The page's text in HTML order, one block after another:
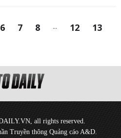
6 7 8 ... 12 13
all rights reserved.
Truyền thông Quảng cáo A&D.